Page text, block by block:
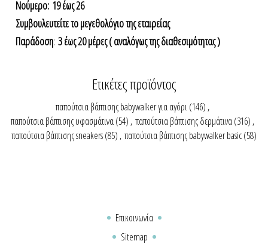
Nούμερο: 19 έως 26
Συμβουλευτείτε το μεγεθολόγιο της εταιρείας
Παράδοση:3 έως 20 μέρες ( αναλόγως της διαθεσιμότητας )
Ετικέτες προϊόντος
παπούτσια βάπτισης babywalker για αγόρι(146) ,
παπούτσια βάπτισης υφασμάτινα(54) , παπούτσια βάπτισης δερμάτινα(316) ,
παπούτσια βάπτισης sneakers(85) , παπούτσια βάπτισης babywalker basic(58)
Επικοινωνία
Sitemap